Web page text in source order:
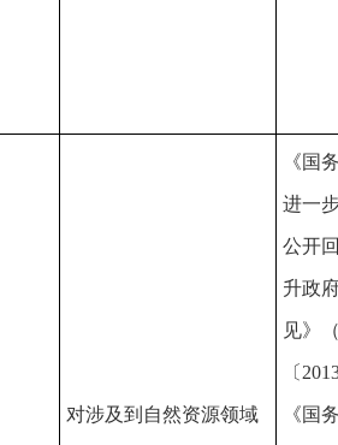
对涉及到自然资源领域
《国
进一
公开
升政
见》
〔
《国